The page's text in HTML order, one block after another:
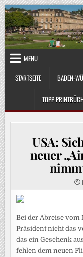
Skip
to
content
MENU
STARTSEITE
BADEN-
TOPP
USA:
neuer
Bei der Abreise vom
Präsident nicht das
das ein Geschenk
fehlen dem neuen